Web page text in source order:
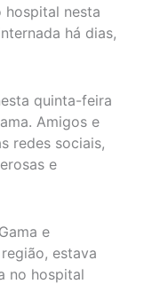
hospital nesta
há dias,
quinta-feira
Amigos e
redes sociais,
e
e
estava
no hospital